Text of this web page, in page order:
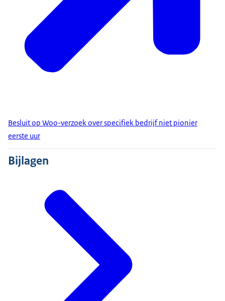
Besluit op Woo-verzoek over specifiek bedrijf niet pionier
eerste uur
Bijlagen